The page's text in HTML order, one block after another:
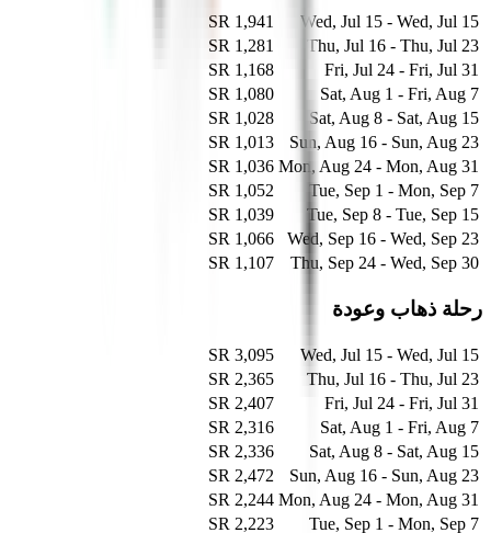
Wed, Jul 15 - Wed, Jul 15
1,941 SR
Thu, Jul 16 - Thu, Jul 23
1,281 SR
Fri, Jul 24 - Fri, Jul 31
1,168 SR
Sat, Aug 1 - Fri, Aug 7
1,080 SR
Sat, Aug 8 - Sat, Aug 15
1,028 SR
Sun, Aug 16 - Sun, Aug 23
1,013 SR
Mon, Aug 24 - Mon, Aug 31
1,036 SR
Tue, Sep 1 - Mon, Sep 7
1,052 SR
Tue, Sep 8 - Tue, Sep 15
1,039 SR
Wed, Sep 16 - Wed, Sep 23
1,066 SR
Thu, Sep 24 - Wed, Sep 30
1,107 SR
رحلة ذهاب وعودة
Wed, Jul 15 - Wed, Jul 15
3,095 SR
Thu, Jul 16 - Thu, Jul 23
2,365 SR
Fri, Jul 24 - Fri, Jul 31
2,407 SR
Sat, Aug 1 - Fri, Aug 7
2,316 SR
Sat, Aug 8 - Sat, Aug 15
2,336 SR
Sun, Aug 16 - Sun, Aug 23
2,472 SR
Mon, Aug 24 - Mon, Aug 31
2,244 SR
Tue, Sep 1 - Mon, Sep 7
2,223 SR